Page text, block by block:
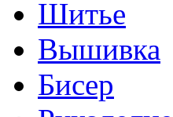
Шитье
Вышивка
Бисер